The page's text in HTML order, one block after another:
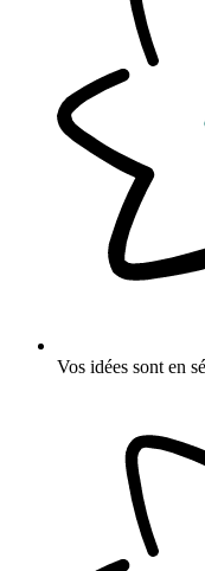
Vos idées sont en